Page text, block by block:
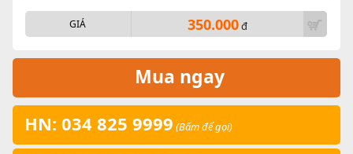
GIÁ 350.000đ
Mua ngay
HN: 034 825 9999 (Bấm để gọi)